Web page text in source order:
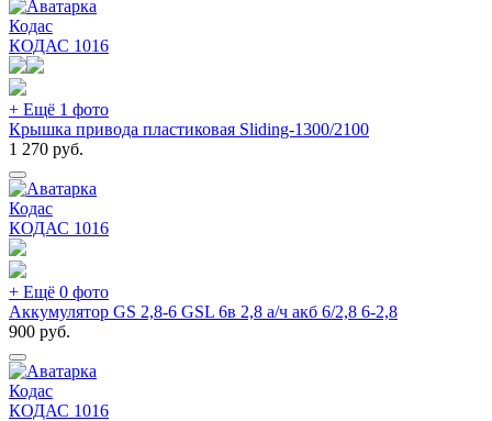
Кодас
КОДАС 1016
+ Ещё 1 фото
Крышка привода пластиковая Sliding-1300/2100
1 270 руб.
Кодас
КОДАС 1016
+ Ещё 0 фото
Аккумулятор GS 2,8-6 GSL 6в 2,8 а/ч акб 6/2,8 6-2,8
900 руб.
Кодас
КОДАС 1016